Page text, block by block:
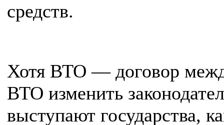
средств.
Хотя ВТО — договор
ВТО изменить
выступают государства,